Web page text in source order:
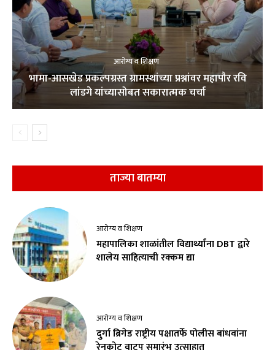
आरोग्य व शिक्षण
भामा-आसखेड प्रकल्पग्रस्त ग्रामस्थांच्या प्रश्नांवर महापौर रवि
लांडगे यांच्यासोबत सकारात्मक चर्चा
ताज्या बातम्या
आरोग्य व शिक्षण
महापालिका शाळांतील विद्यार्थ्यांना DBT द्वारे
शालेय साहित्याची रक्कम द्या
आरोग्य व शिक्षण
दुर्गा ब्रिगेड राष्ट्रीय पक्षातर्फे पोलीस बांधवांना